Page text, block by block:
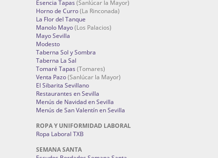
Esencia Tapas (Sanlúcar la Mayor)
Horno de Curro(La Rinconada)
La Flor del Tanque
Manolo Mayo(Los Palacios)
Mayo Sevilla
Modesto
Taberna Sol y Sombra
Taberna La Sal
Tomaré Tapas (Tomares)
Venta Pazo(Sanlúcar la Mayor)
El Sibarita Sevillano
Restaurantes en Sevilla
Menús de Navidad en Sevilla
Menús de San Valentín en Sevilla
ROPA Y UNIFORMIDAD LABORAL
Ropa Laboral TXB
SEMANA SANTA